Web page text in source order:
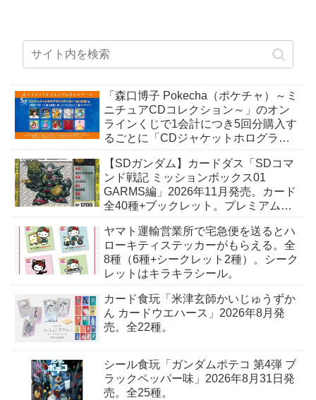
「森口博子 Pokecha（ポケチャ）～ミ
ニチュアCDコレクション～」のオン
ラインくじで1会計につき5回分購入す
るごとに「CDジャケットホログラム
月15日〜。
【SDガンダム】カードダス「SDコマ
ンド戦記 ミッションボックス01
GARMS編」2026年11月発売。カード
全40種+ブックレット。プレミアムバ
ヤマト運輸営業所で宅急便を送るとハ
ローキティステッカーがもらえる。全
8種（6種+シークレット2種）。シーク
レットはキラキラシール。
カード食玩「米津玄師かいじゅうずか
ん カードウエハース」2026年8月発
売。全22種。
シール食玩「ガンダムポテコ 第4弾 ブ
ラックペッパー味」2026年8月31日発
売。全25種。